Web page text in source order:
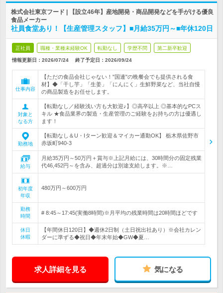
株式会社東京フード | 【設立46年】産地開発・商品開発などを手がける優良
食品メーカー
社員食堂あり！【生産管理スタッフ】■月給35万円～■年休120日
正社員 職種・業種未経験OK 転勤なし 学歴不問 第二新卒歓迎
情報更新日：2026/07/24 終了予定日： 2026/09/24
仕事内容
【ただの食品会社じゃない！"国連"の晩餐会でも提供される食
材】◆「干し芋」「生姜」「にんにく」生鮮野菜など、当社自慢
の商品製造をお任せします。
対象と
なる方
【転勤なし／経験浅い方も大歓迎♪】◎高卒以上 ◎基本的なPCス
キル ★食品業界の製造・生産管理のご経験をお持ちの方は優遇し
ます！
勤務地
【転勤なし＆U・Iターン歓迎＆マイカー通勤OK】 栃木県佐野市
赤坂町940-3
給与
月給35万円～50万円＋賞与※上記月給には、30時間分の固定残業
代46,452円～を含み、超過分は別途支給します。※…
初年度
年収
480万円～600万円
勤務
時間
# 8:45～17:45(実働8時間)※月平均の残業時間は20時間ほどです
休日
休暇
【年間休日120日】◆週休2日制（土日祝出社あり）※会社カレン
ダーに準ずる◆祝日◆年末年始◆GW◆夏…
求人詳細を見る 気になる